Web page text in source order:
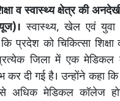
व स्वास्थ्य क्षेत्र की
स्वास्थ्य, खेल एवं युवा
प्रदेश को चिकित्सा
प्रत्येक जिला में एक मेडिकल
दी गई है। उन्होंने कहा
अधिक मेडिकल कॉलेज